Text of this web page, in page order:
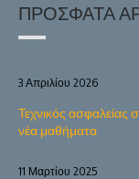
ΠΡΌΣΦΑΤΑ
Τεχνικός ασφαλείας
νέα μαθήματα
3 Απριλίου 2026
11 Μαρτίου 2025